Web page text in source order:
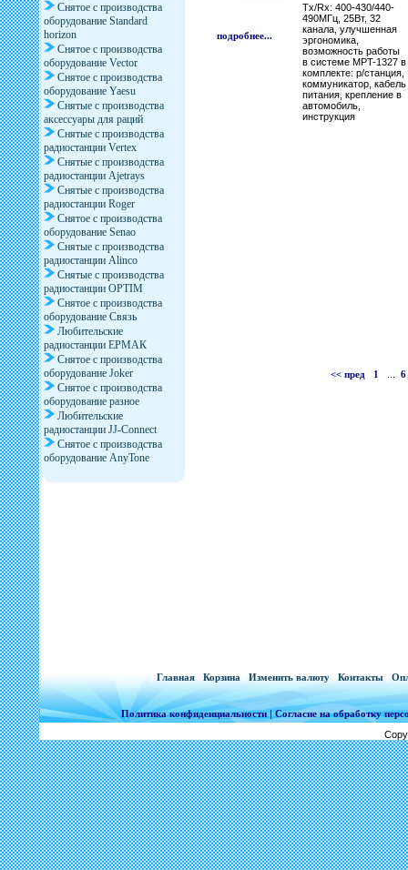
Снятое с производства
оборудование Standard
horizon
Снятое с производства
оборудование Vector
Снятое с производства
оборудование Yaesu
Снятые с производства
аксессуары для раций
Снятые с производства
радиостанции Vertex
Снятые с производства
радиостанции Ajetrays
Снятые с производства
радиостанции Roger
Снятое с производства
оборудование Senao
Снятые с производства
радиостанции Alinco
Снятые с производства
радиостанции OPTIM
Снятое с производства
оборудование Связь
Любительские
радиостанции ЕРМАК
Снятое с производства
оборудование Joker
Снятое с производства
оборудование разное
Любительские
радиостанции JJ-Connect
Снятое с производства
оборудование AnyTone
подробнее...
Tx/Rx: 400-430/440-
490MГц, 25Вт, 32
канала, улучшенная
эргономика,
возможность работы
в системе MPT-1327 в
комплекте: р/станция,
коммуникатор, кабель
питания, крепление в
автомобиль,
инструкция
<< пред 1 6
Главная| Корзина Изменить валюту Контакты
Политика конфиденциальности|Согласие на обработку